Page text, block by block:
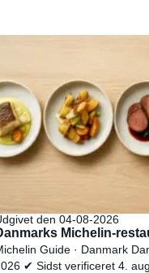
den 04-08-2026
Michelin-
Guide · Danmark
✔ Sidst verificeret 4.